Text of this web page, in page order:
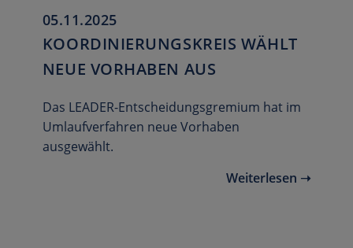
05.11.2025
KOORDINIERUNGSKREIS WÄHLT
NEUE VORHABEN AUS
Das LEADER-Entscheidungsgremium hat im
Umlaufverfahren neue Vorhaben
ausgewählt.
Weiterlesen ➝